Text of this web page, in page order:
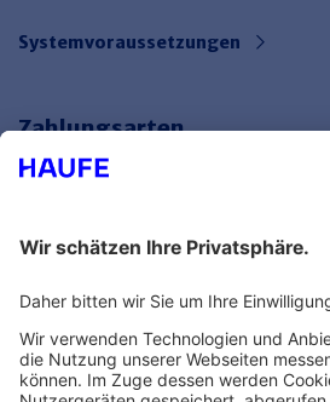
Systemvoraussetzungen
Zahlungsarten